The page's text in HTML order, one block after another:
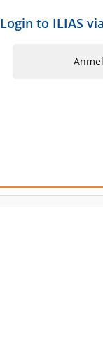
Login to ILIAS